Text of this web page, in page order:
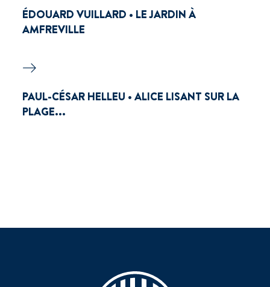
ÉDOUARD VUILLARD • LE JARDIN À
AMFREVILLE
PAUL-CÉSAR HELLEU • ALICE LISANT SUR LA
PLAGE...